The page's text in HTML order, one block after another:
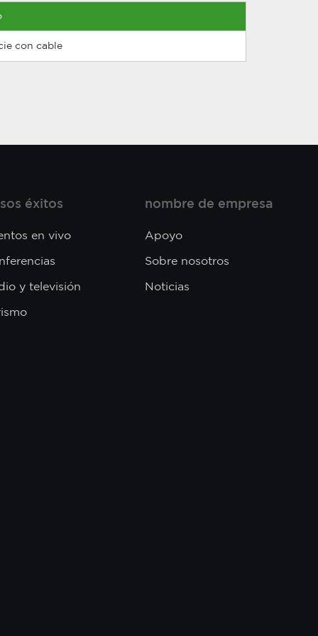
con cable
éxitos
en vivo
y televisión
nombre de empresa
Apoyo
Sobre nosotros
Noticias